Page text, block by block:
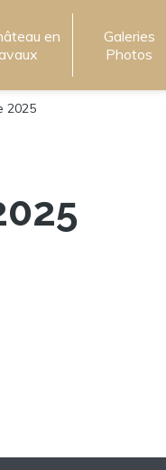
en
Galeries
Photos
2025